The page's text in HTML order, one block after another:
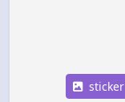
sticker